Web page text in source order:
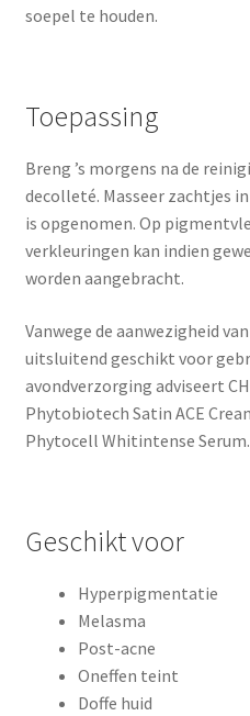
soepel te houden.
Toepassing
Breng ’s morgens na de
decolleté. Masseer zachtjes
is opgenomen. Op
verkleuringen kan indien
worden aangebracht.
Vanwege de aanwezigheid
uitsluitend geschikt voor
avondverzorging adviseert
Phytobiotech Satin ACE
Phytocell Whitintense Serum.
Geschikt voor
Hyperpigmentatie
Melasma
Post-acne
Oneffen teint
Doffe huid